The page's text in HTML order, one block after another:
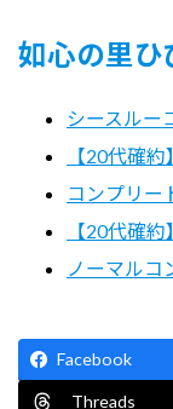
如心の里ひ
シースルー
【20代確
コンプリー
【20代確
ノーマル
Facebook
Threads